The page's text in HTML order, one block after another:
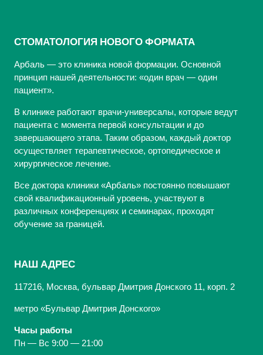
СТОМАТОЛОГИЯ НОВОГО ФОРМАТА
Арбаль — это клиника новой формации. Основной
принцип нашей деятельности: «один врач — один
пациент».
В клинике работают врачи-универсалы, которые ведут
пациента с момента первой консультации и до
завершающего этапа. Таким образом, каждый доктор
осуществляет терапевтическое, ортопедическое и
хирургическое лечение.
Все доктора клиники «Арбаль» постоянно повышают
свой квалификационный уровень, участвуют в
различных конференциях и семинарах, проходят
обучение за границей.
НАШ АДРЕС
117216, Москва, бульвар Дмитрия Донского 11, корп. 2
метро «Бульвар Дмитрия Донского»
Часы работы
Пн — Вс 9:00 — 21:00